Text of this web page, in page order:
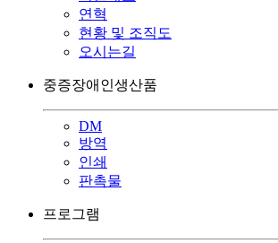
연혁
현황 및 조직도
오시는길
중증장애인생산품
DM
방역
인쇄
판촉물
프로그램